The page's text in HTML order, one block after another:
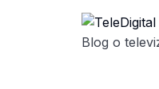
Blog o